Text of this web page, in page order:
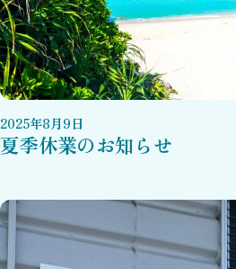
2025年8月9日
夏季休業のお知らせ